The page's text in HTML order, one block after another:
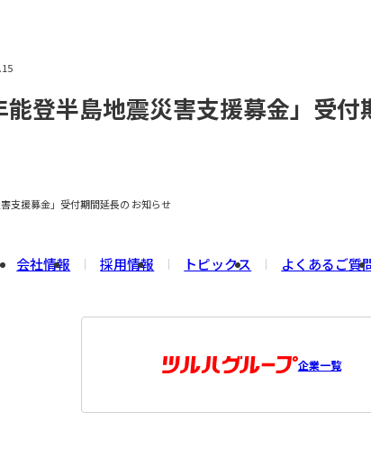
能登半島地震災害支援募金」受
支援募金」受付期間延長の お知らせ
会社情報 採用情報 トピックス よくあるご質
企業一覧